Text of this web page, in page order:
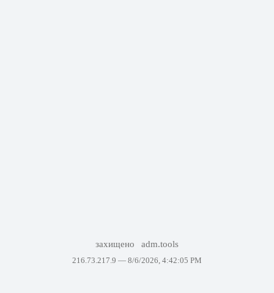
захищено adm.tools
216.73.217.9 — 8/6/2026, 4:42:05 PM